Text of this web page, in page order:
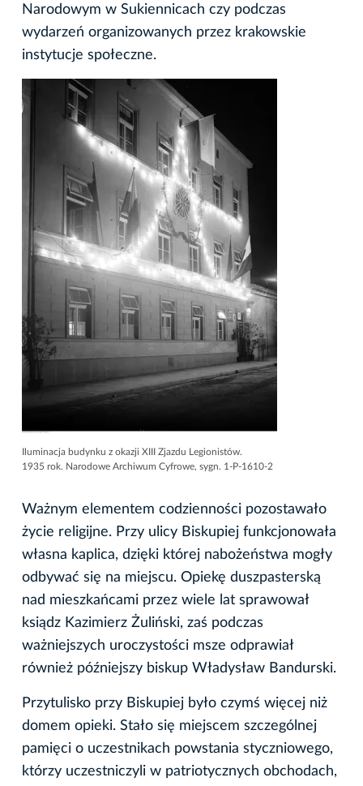
Narodowym w Sukiennicach czy podczas
wydarzeń organizowanych przez krakowskie
instytucje społeczne.
Iluminacja budynku z okazji XIII Zjazdu Legionistów.
1935 rok. Narodowe Archiwum Cyfrowe, sygn. 1-P-1610-2
Ważnym elementem codzienności pozostawało
życie religijne. Przy ulicy Biskupiej funkcjonowała
własna kaplica, dzięki której nabożeństwa mogły
odbywać się na miejscu. Opiekę duszpasterską
nad mieszkańcami przez wiele lat sprawował
ksiądz Kazimierz Żuliński, zaś podczas
ważniejszych uroczystości msze odprawiał
również późniejszy biskup Władysław Bandurski.
Przytulisko przy Biskupiej było czymś więcej niż
domem opieki. Stało się miejscem szczególnej
pamięci o uczestnikach powstania styczniowego,
którzy uczestniczyli w patriotycznych obchodach,